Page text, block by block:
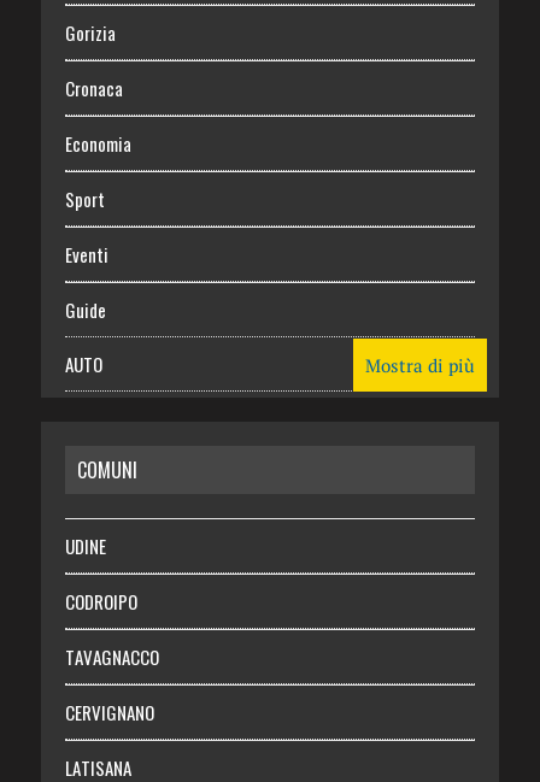
Gorizia
Cronaca
Economia
Sport
Eventi
Guide
AUTO
RISPARMIO
SALUTE
Necrologie
Chi siamo
Abbonati
Login
Mostra di più
COMUNI
UDINE
CODROIPO
TAVAGNACCO
CERVIGNANO
LATISANA